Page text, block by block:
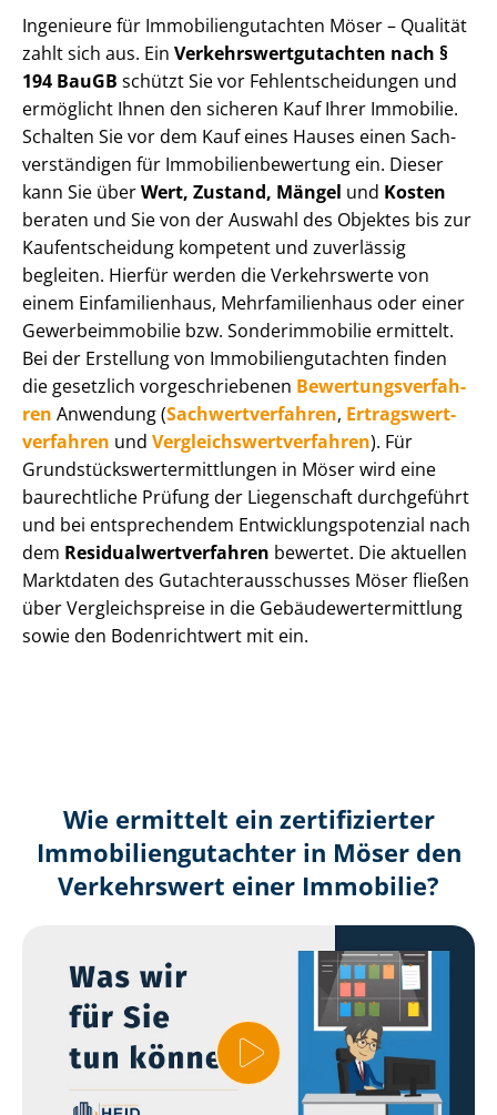
Ingenieure für Im­mo­bi­li­en­gut­ach­ten Möser – Qualität
zahlt sich aus. Ein Ver­kehrs­wert­gut­ach­ten nach §
194 BauGB schützt Sie vor Fehl­ent­schei­dun­gen und
ermöglicht Ihnen den sicheren Kauf Ihrer Immobilie.
Schalten Sie vor dem Kauf eines Hauses einen Sach­
ver­stän­di­gen für Im­mo­bi­li­en­be­wer­tung ein. Dieser
kann Sie überWert, Zustand, Mängel und Kosten
beraten und Sie von der Auswahl des Objektes bis zur
Kauf­ent­schei­dung kompetent und zuverlässig
begleiten. Hierfür werden die Verkehrswerte von
einem Einfamilienhaus, Mehr­fa­mi­li­en­haus oder einer
Ge­wer­be­im­mo­bi­lie bzw. Sonderimmobilie ermittelt.
Bei der Erstellung von Im­mo­bi­li­en­gut­ach­ten finden
die gesetzlich vor­ge­schrie­be­nen Be­wer­tungs­ver­fah­
ren Anwendung (Sach­wert­ver­fah­ren, Er­trags­wert­
ver­fah­ren und Ver­gleichs­wert­ver­fah­ren). Für
Grund­stücks­wert­ermitt­lun­gen in Möser wird eine
baurechtliche Prüfung der Liegenschaft durchgeführt
und bei entsprechendem Ent­wick­lungs­po­ten­zi­al nach
dem Re­si­du­al­wert­ver­fah­ren bewertet. Die aktuellen
Marktdaten des Gut­ach­ter­aus­schus­ses Möser fließen
über Ver­gleichs­prei­se in die Ge­bäu­de­wert­ermitt­lung
sowie den Bodenrichtwert mit ein.
Wie ermittelt ein zertifizierter
Immobilien­gutachter in Möser den
Verkehrswert einer Immobilie?